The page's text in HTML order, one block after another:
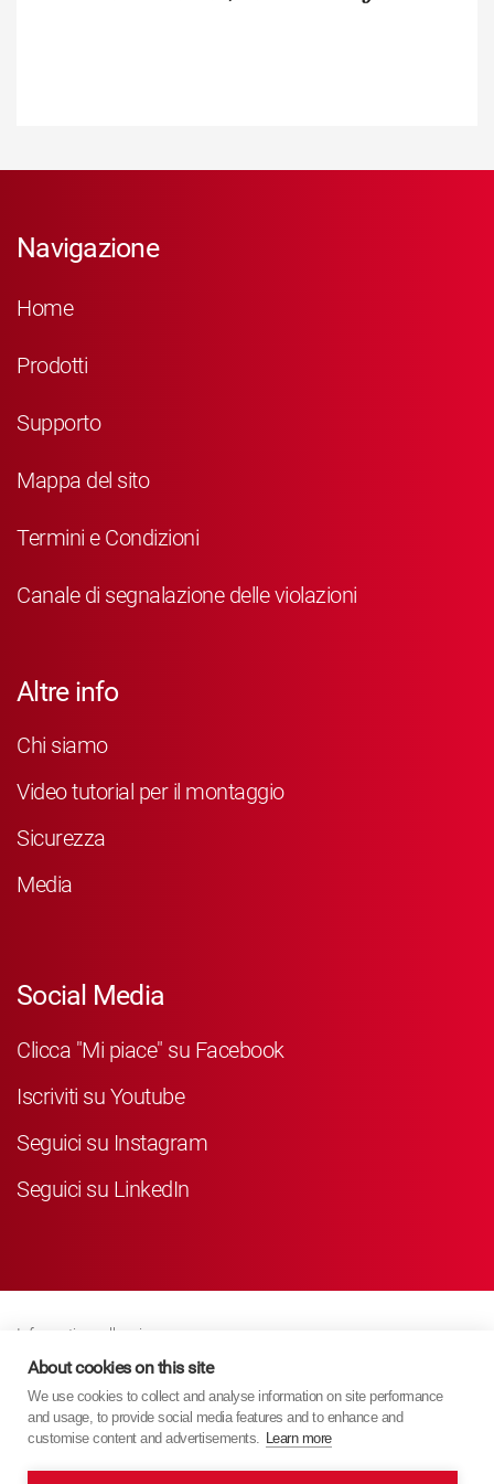
Navigazione
Home
Prodotti
Supporto
Mappa del sito
Termini e Condizioni
Canale di segnalazione delle violazioni
Altre info
Chi siamo
Video tutorial per il montaggio
Sicurezza
Media
Social Media
Clicca "Mi piace" su Facebook
Iscriviti su Youtube
Seguici su Instagram
Seguici su LinkedIn
Informativa sulla privacy
Business Partner Privacy
Politica Sui Cookie
Modern Slavery Act Policy
About cookies on this site
We use cookies to collect and analyse information on site performance
and usage, to provide social media features and to enhance and
customise content and advertisements. Learn more